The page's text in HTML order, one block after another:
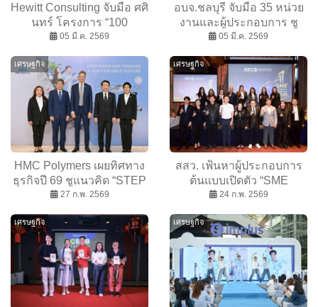
Hewitt Consulting จับมือ ศศิ
นทร์ โครงการ “100
Outperforming Enterprises”
05 มี.ค. 2569
อบจ.ชลบุรี จับมือ 35 หน่วย
งานและผู้ประกอบการ ชู
แคมเปญ “เที่ยวสบายๆสไตล์
05 มี.ค. 2569
เศรษฐกิจ
HMC Polymers เผยทิศทาง
ธุรกิจปี 69 ชูแนวคิด “STEP
FORWARD TOWARD A
ขยายฐานสินค้า PP โซลูชัน
ครบวงจร
27 ก.พ. 2569
เศรษฐกิจ
สสว. เฟ้นหาผู้ประกอบการ
ต้นแบบเปิดตัว “SME
Provincial Champion
แนวคิด ปรับศักยภาพ ขับ
เคลื่อนสู่อนาคต
24 ก.พ. 2569
เศรษฐกิจ เศรษฐกิจ